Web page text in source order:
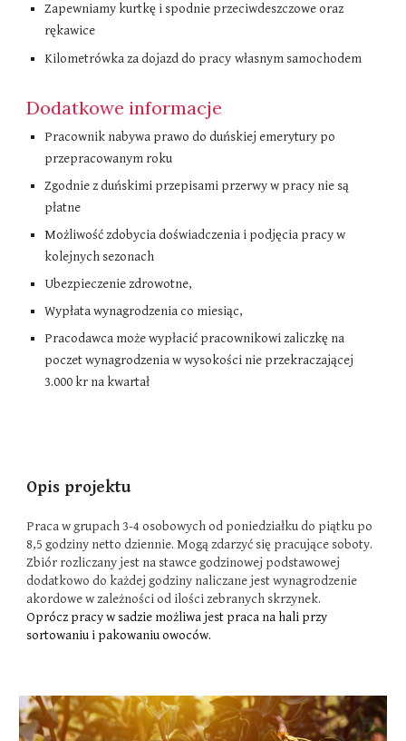
Zapewniamy kurtkę i spodnie przeciwdeszczowe oraz
rękawice
Kilometrówka za dojazd do pracy własnym samochodem
Dodatkowe informacje
Pracownik nabywa prawo do duńskiej emerytury po
przepracowanym roku
Zgodnie z duńskimi przepisami przerwy w pracy nie są
płatne
Możliwość zdobycia doświadczenia i podjęcia pracy w
kolejnych sezonach
Ubezpieczenie zdrowotne,
Wypłata wynagrodzenia co miesiąc,
Pracodawca może wypłacić pracownikowi zaliczkę na
poczet wynagrodzenia w wysokości nie przekraczającej
3.000 kr na kwartał
Opis projektu
Praca w grupach 3-4 osobowych od poniedziałku do piątku po
8,5 godziny netto dziennie. Mogą zdarzyć się pracujące soboty.
Zbiór rozliczany jest na stawce godzinowej podstawowej
dodatkowo do każdej godziny naliczane jest wynagrodzenie
akordowe w zależności od ilości zebranych skrzynek.
Oprócz pracy w sadzie możliwa jest praca na hali przy
sortowaniu i pakowaniu owoców.